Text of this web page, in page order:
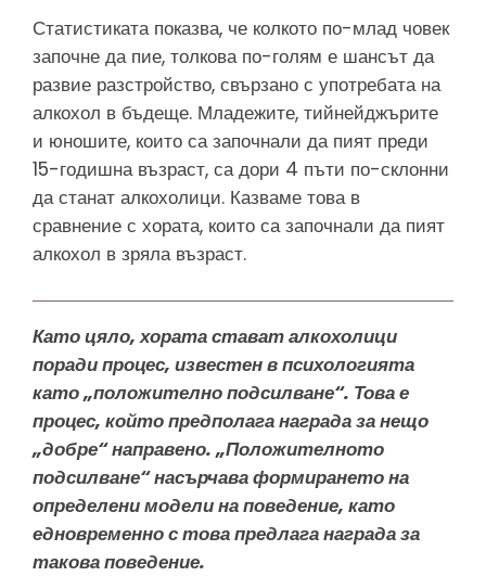
Статистиката показва, че колкото по-млад човек
започне да пие, толкова по-голям е шансът да
развие разстройство, свързано с употребата на
алкохол в бъдеще. Младежите, тийнейджърите
и юношите, които са започнали да пият преди
15-годишна възраст, са дори 4 пъти по-склонни
да станат алкохолици. Казваме това в
сравнение с хората, които са започнали да пият
алкохол в зряла възраст.
Като цяло, хората стават алкохолици
поради процес, известен в психологията
като „положително подсилване“. Това е
процес, който предполага награда за нещо
„добре“ направено. „Положителното
подсилване“ насърчава формирането на
определени модели на поведение, като
едновременно с това предлага награда за
такова поведение.